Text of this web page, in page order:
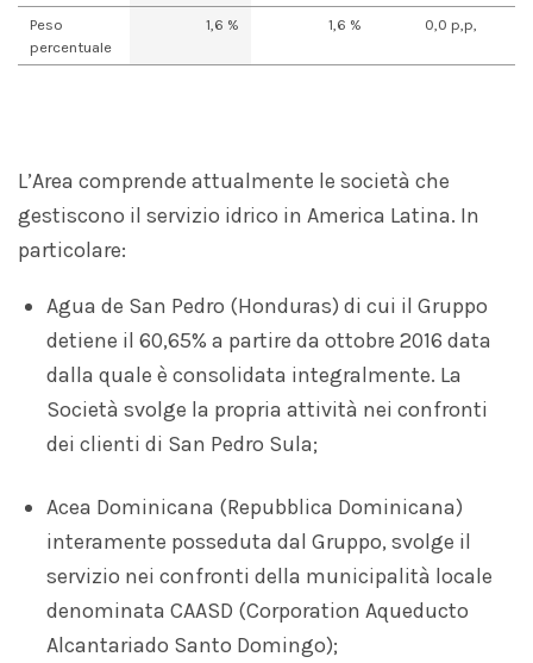
Peso
percentuale
1,6 % 1,6 % 0,0 p,p,
L’Area comprende attualmente le società che
gestiscono il servizio idrico in America Latina. In
particolare:
Agua de San Pedro (Honduras) di cui il Gruppo
detiene il 60,65% a partire da ottobre 2016 data
dalla quale è consolidata integralmente. La
Società svolge la propria attività nei confronti
dei clienti di San Pedro Sula;
Acea Dominicana (Repubblica Dominicana)
interamente posseduta dal Gruppo, svolge il
servizio nei confronti della municipalità locale
denominata CAASD (Corporation Aqueducto
Alcantariado Santo Domingo);